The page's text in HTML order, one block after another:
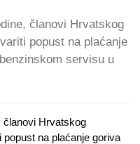
članovi Hrvatskog
popust na plaćanje
servisu u
članovi Hrvatskog
na plaćanje goriva